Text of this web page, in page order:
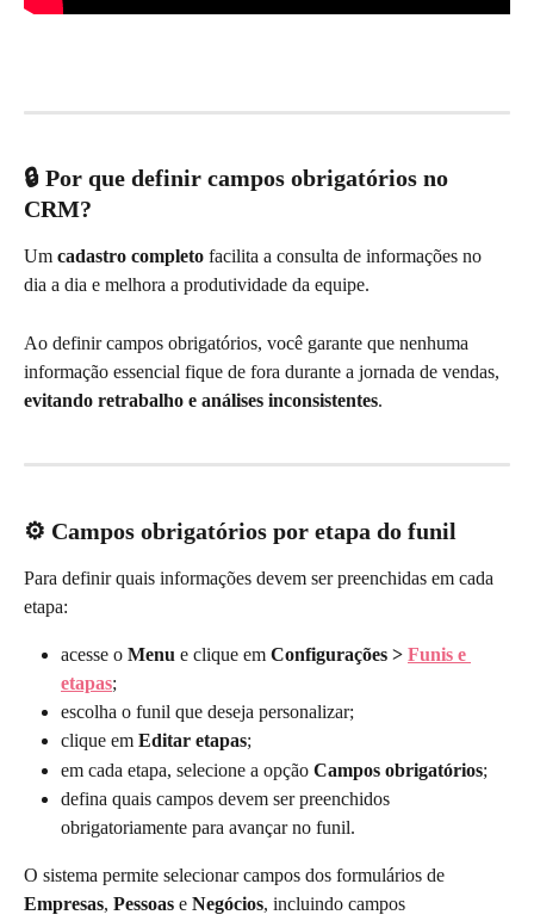
🔒 Por que definir campos obrigatórios no
CRM?
Um cadastro completo facilita a consulta de informações no
dia a dia e melhora a produtividade da equipe.
Ao definir campos obrigatórios, você garante que nenhuma
informação essencial fique de fora durante a jornada de vendas,
evitando retrabalho e análises inconsistentes.
⚙️ Campos obrigatórios por etapa do funil
Para definir quais informações devem ser preenchidas em cada
etapa:
acesse o Menu e clique em Configurações > Funis e
etapas;
escolha o funil que deseja personalizar;
clique em Editar etapas;
em cada etapa, selecione a opção Campos obrigatórios;
defina quais campos devem ser preenchidos
obrigatoriamente para avançar no funil.
O sistema permite selecionar campos dos formulários de
Empresas, Pessoas e Negócios, incluindo campos